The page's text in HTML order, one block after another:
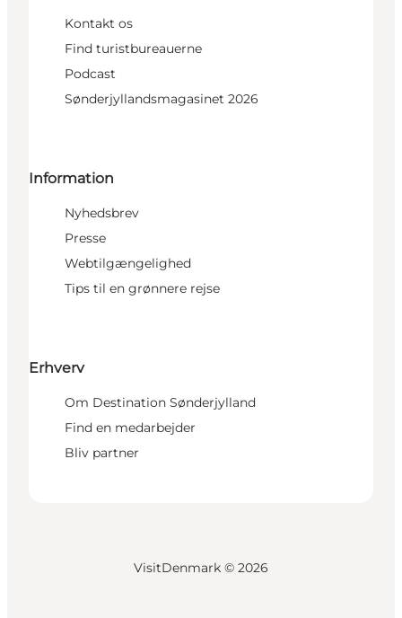
Kontakt os
Find turistbureauerne
Podcast
Sønderjyllandsmagasinet 2026
Information
Nyhedsbrev
Presse
Webtilgængelighed
Tips til en grønnere rejse
Erhverv
Om Destination Sønderjylland
Find en medarbejder
Bliv partner
VisitDenmark © 2026